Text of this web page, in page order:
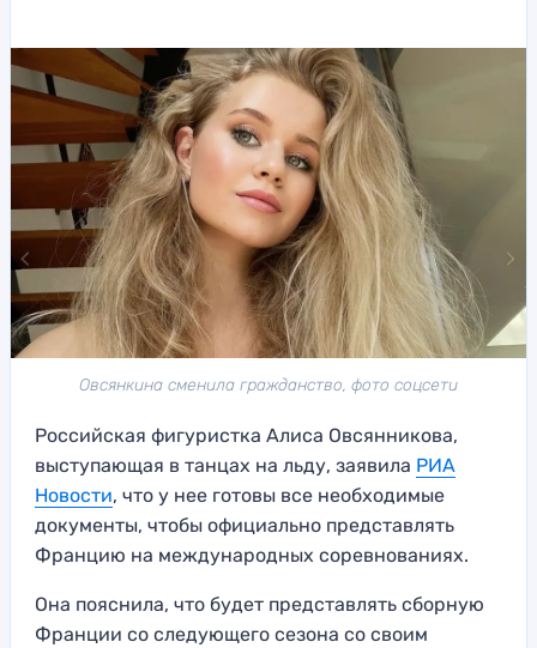
Овсянкина сменила гражданство, фото соцсети
Российская фигуристка Алиса Овсянникова,
выступающая в танцах на льду, заявила РИА
Новости, что у нее готовы все необходимые
документы, чтобы официально представлять
Францию на международных соревнованиях.
Она пояснила, что будет представлять сборную
Франции со следующего сезона со своим